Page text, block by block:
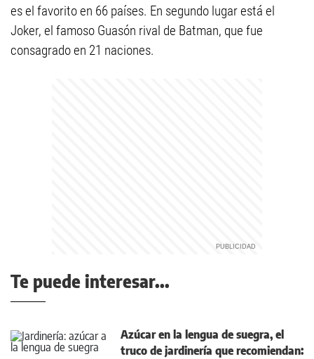
es el favorito en 66 países. En segundo lugar está el
Joker, el famoso Guasón rival de Batman, que fue
consagrado en 21 naciones.
Te puede interesar...
Azúcar en la lengua de suegra, el
truco de jardinería que recomiendan: